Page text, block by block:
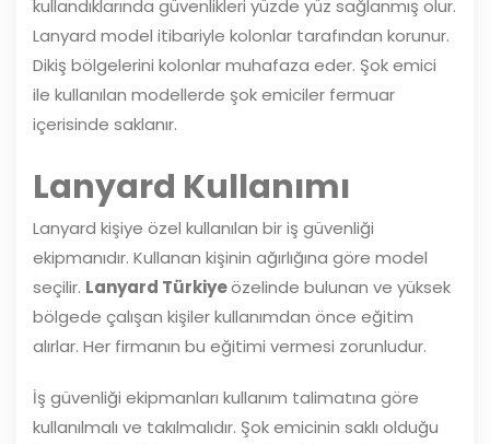
kullandıklarında güvenlikleri yüzde yüz sağlanmış olur.
Lanyard model itibariyle kolonlar tarafından korunur.
Dikiş bölgelerini kolonlar muhafaza eder. Şok emici
ile kullanılan modellerde şok emiciler fermuar
içerisinde saklanır.
Lanyard Kullanımı
Lanyard kişiye özel kullanılan bir iş güvenliği
ekipmanıdır. Kullanan kişinin ağırlığına göre model
seçilir. Lanyard Türkiyeözelinde bulunan ve yüksek
bölgede çalışan kişiler kullanımdan önce eğitim
alırlar. Her firmanın bu eğitimi vermesi zorunludur.
İş güvenliği ekipmanları kullanım talimatına göre
kullanılmalı ve takılmalıdır. Şok emicinin saklı olduğu